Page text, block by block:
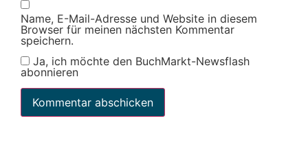
Name, E-Mail-Adresse und Website in diesem
Browser für meinen nächsten Kommentar
speichern.
Ja, ich möchte den BuchMarkt-Newsflash
abonnieren